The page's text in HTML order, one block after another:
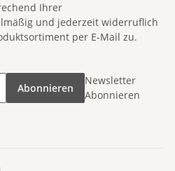
Ihrer
und jederzeit widerruflich
per E-Mail zu.
Abonnieren
Newsletter
Abonnieren